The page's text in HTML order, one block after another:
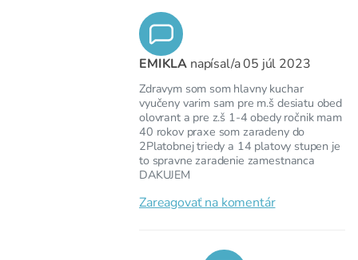
EMIKLA napísal/a05 júl 2023
Zdravym som som hlavny kuchar
vyučeny varim sam pre m.š desiatu obed
olovrant a pre z.š 1-4 obedy ročnik mam
40 rokov praxe som zaradeny do
2Platobnej triedy a 14 platovy stupen je
to spravne zaradenie zamestnanca
DAKUJEM
Zareagovať na komentár